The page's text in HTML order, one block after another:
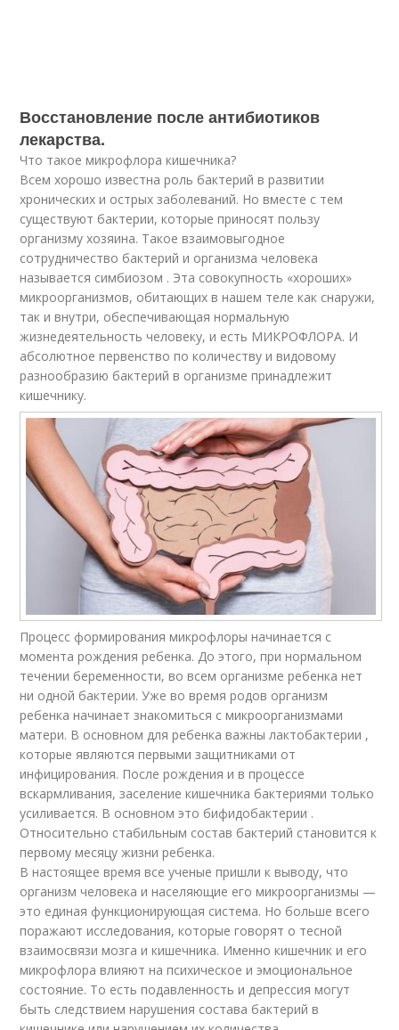
Восстановление после антибиотиков
лекарства.
Что такое микрофлора кишечника?
Всем хорошо известна роль бактерий в развитии
хронических и острых заболеваний. Но вместе с тем
существуют бактерии, которые приносят пользу
организму хозяина. Такое взаимовыгодное
сотрудничество бактерий и организма человека
называется симбиозом . Эта совокупность «хороших»
микроорганизмов, обитающих в нашем теле как снаружи,
так и внутри, обеспечивающая нормальную
жизнедеятельность человеку, и есть МИКРОФЛОРА. И
абсолютное первенство по количеству и видовому
разнообразию бактерий в организме принадлежит
кишечнику.
Процесс формирования микрофлоры начинается с
момента рождения ребенка. До этого, при нормальном
течении беременности, во всем организме ребенка нет
ни одной бактерии. Уже во время родов организм
ребенка начинает знакомиться с микроорганизмами
матери. В основном для ребенка важны лактобактерии ,
которые являются первыми защитниками от
инфицирования. После рождения и в процессе
вскармливания, заселение кишечника бактериями только
усиливается. В основном это бифидобактерии .
Относительно стабильным состав бактерий становится к
первому месяцу жизни ребенка.
В настоящее время все ученые пришли к выводу, что
организм человека и населяющие его микроорганизмы —
это единая функционирующая система. Но больше всего
поражают исследования, которые говорят о тесной
взаимосвязи мозга и кишечника. Именно кишечник и его
микрофлора влияют на психическое и эмоциональное
состояние. То есть подавленность и депрессия могут
быть следствием нарушения состава бактерий в